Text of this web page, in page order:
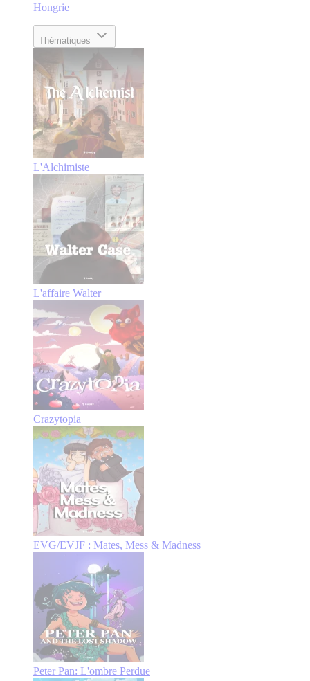
Hongrie
Thématiques
L'Alchimiste
L'affaire Walter
Crazytopia
EVG/EVJF : Mates, Mess & Madness
Peter Pan: L'ombre Perdue